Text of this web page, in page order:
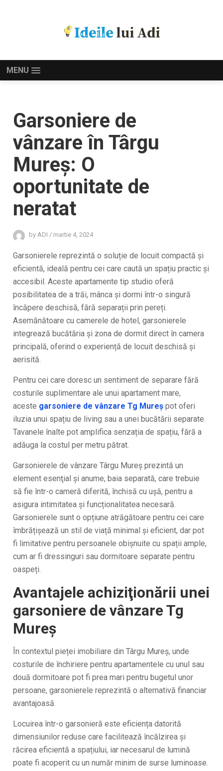
MENU
Garsoniere de
vânzare în Târgu
Mureș: O
oportunitate de
neratat
byADI / martie 4, 2024
Garsonierele reprezintă o soluție de locuit compactă și
eficientă, ideală pentru cei care caută un spațiu practic și
accesibil. Aceste apartamente tip studio oferă
posibilitatea de a trăi, mânca și dormi într-o singură
încăpere deschisă, fără separații prin pereți.
Asemănătoare cu camerele de hotel, garsonierele
integrează bucătăria și zona de dormit direct în camera
principală, oferind o experiență de locuit deschisă și
aerisită.
Pentru cei care doresc un sentiment de separare fără
costurile suplimentare ale unui apartament mare,
aceste garsoniere de vânzare Tg Mureş pot oferi
iluzia unui spațiu de living sau a unei bucătării separate.
Tavanele înalte pot amplifica senzația de spațiu, fără a
adăuga la costul per metru pătrat.
Garsonierele de vânzare Târgu Mureş prezintă un
element esenţial şi anume, baia separată, care trebuie
să fie într-o cameră diferită, închisă cu ușă, pentru a
asigura intimitatea și funcționalitatea necesară.
Garsonierele sunt o opțiune atrăgătoare pentru cei care
îmbrățișează un stil de viață minimal și eficient, dar pot
fi limitative pentru persoanele obișnuite cu spații ample,
cum ar fi dressinguri sau dormitoare separate pentru
oaspeți.
Avantajele achiziţionării unei
garsoniere de vânzare Tg
Mureș
În contextul pieței imobiliare din Târgu Mureş, unde
costurile de închiriere pentru apartamentele cu unul sau
două dormitoare pot fi prea mari pentru bugetul unor
persoane, garsonierele reprezintă o alternativă financiar
avantajoasă.
Locuirea într-o garsonieră este eficiența datorită
dimensiunilor reduse care facilitează încălzirea și
răcirea eficientă a spațiului, iar necesarul de lumină
poate fi acoperit cu un număr minim de surse luminoase.